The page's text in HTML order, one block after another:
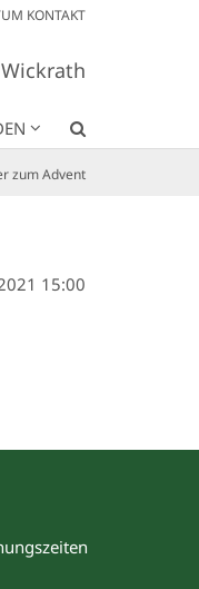
KONTAKT
zum Advent
15:00